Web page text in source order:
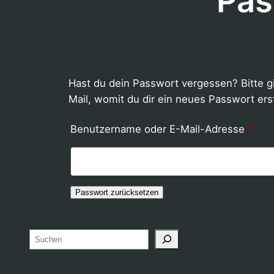
Hast du dein Passwort vergessen? Bitte
Mail, womit du dir ein neues Passwort
Benutzername oder E-Mail-Adresse *
Passwort zurücksetzen
Suchen